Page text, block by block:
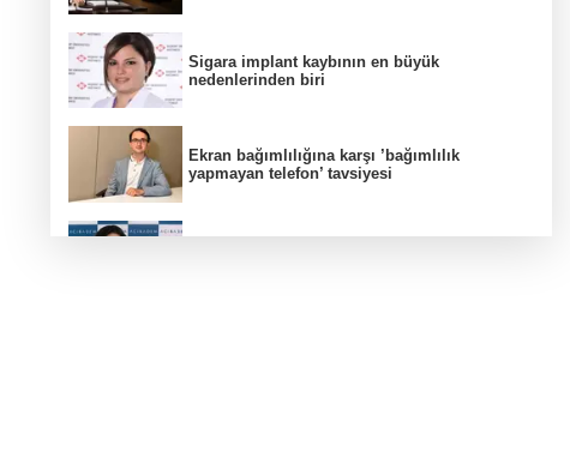
Sigara implant kaybının en büyük
nedenlerinden biri
Ekran bağımlılığına karşı ’bağımlılık
yapmayan telefon’ tavsiyesi